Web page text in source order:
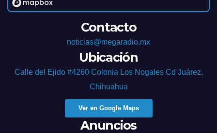
Contacto
noticias@megaradio.mx
Ubicación
Calle del Ejido #4260 Colonia Los Nogales Cd Juárez,
Chihuahua
Ver en Google Maps
Anuncios